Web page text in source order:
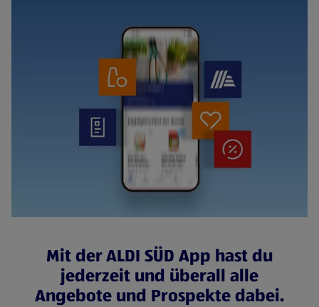
Mit der ALDI SÜD App hast du
jederzeit und überall alle
Angebote und Prospekte dabei.